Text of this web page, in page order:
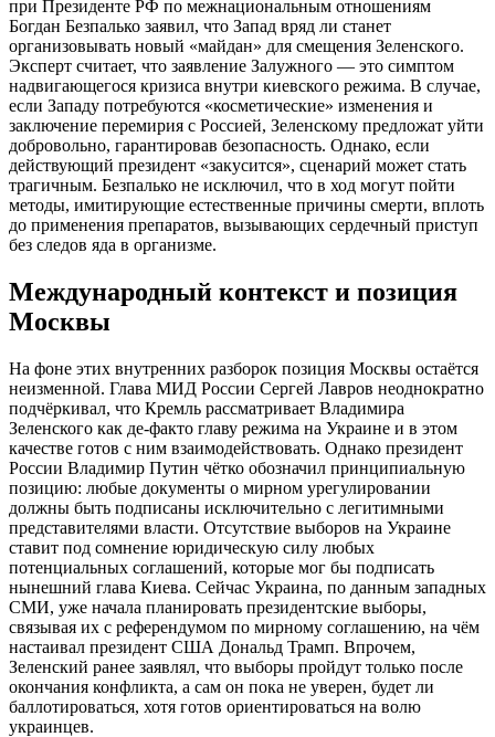
при Президенте РФ по межнациональным отношениям
Богдан Безпалько заявил, что Запад вряд ли станет
организовывать новый «майдан» для смещения Зеленского.
Эксперт считает, что заявление Залужного — это симптом
надвигающегося кризиса внутри киевского режима. В случае,
если Западу потребуются «косметические» изменения и
заключение перемирия с Россией, Зеленскому предложат уйти
добровольно, гарантировав безопасность. Однако, если
действующий президент «закусится», сценарий может стать
трагичным. Безпалько не исключил, что в ход могут пойти
методы, имитирующие естественные причины смерти, вплоть
до применения препаратов, вызывающих сердечный приступ
без следов яда в организме.
Международный контекст и позиция
Москвы
На фоне этих внутренних разборок позиция Москвы остаётся
неизменной. Глава МИД России Сергей Лавров неоднократно
подчёркивал, что Кремль рассматривает Владимира
Зеленского как де-факто главу режима на Украине и в этом
качестве готов с ним взаимодействовать. Однако президент
России Владимир Путин чётко обозначил принципиальную
позицию: любые документы о мирном урегулировании
должны быть подписаны исключительно с легитимными
представителями власти. Отсутствие выборов на Украине
ставит под сомнение юридическую силу любых
потенциальных соглашений, которые мог бы подписать
нынешний глава Киева. Сейчас Украина, по данным западных
СМИ, уже начала планировать президентские выборы,
связывая их с референдумом по мирному соглашению, на чём
настаивал президент США Дональд Трамп. Впрочем,
Зеленский ранее заявлял, что выборы пройдут только после
окончания конфликта, а сам он пока не уверен, будет ли
баллотироваться, хотя готов ориентироваться на волю
украинцев.